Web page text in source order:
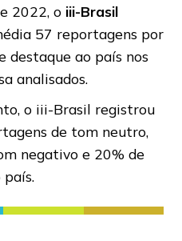
2022, oiii-Brasil
57 reportagens por
destaque ao país nos
analisados.
o iii-Brasil registrou
de tom neutro,
negativo e 20% de